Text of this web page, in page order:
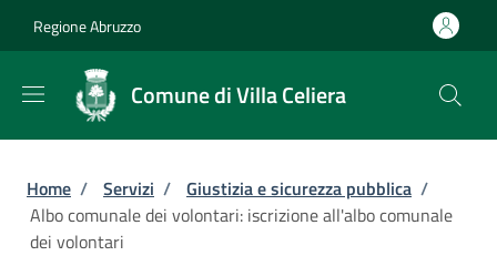
Regione Abruzzo
Comune di Villa Celiera
Briciole di pane
Home / Servizi / Giustizia e sicurezza pubblica /
Albo comunale dei volontari: iscrizione all'albo comunale
dei volontari